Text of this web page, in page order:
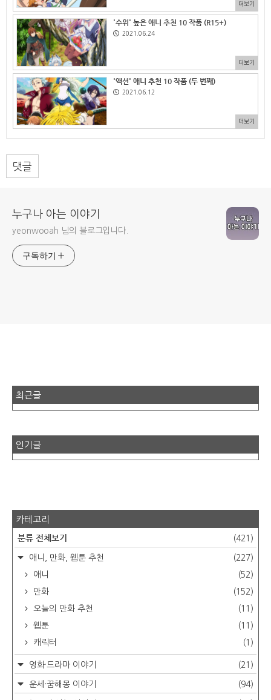
더보기
'수위' 높은 애니 추천 10 작품 (R15+)
2021.06.24
더보기
'액션' 애니 추천 10 작품 (두 번째)
2021.06.12
더보기
댓글
누구나 아는 이야기
yeonwooah 님의 블로그입니다.
구독하기
최근글
인기글
카테고리
분류 전체보기 (421)
애니, 만화, 웹툰 추천
(227)
애니
(52)
만화
(152)
오늘의 만화 추천
(11)
웹툰
(11)
캐릭터
(1)
영화·드라마 이야기 (21)
운세·꿈해몽 이야기 (94)